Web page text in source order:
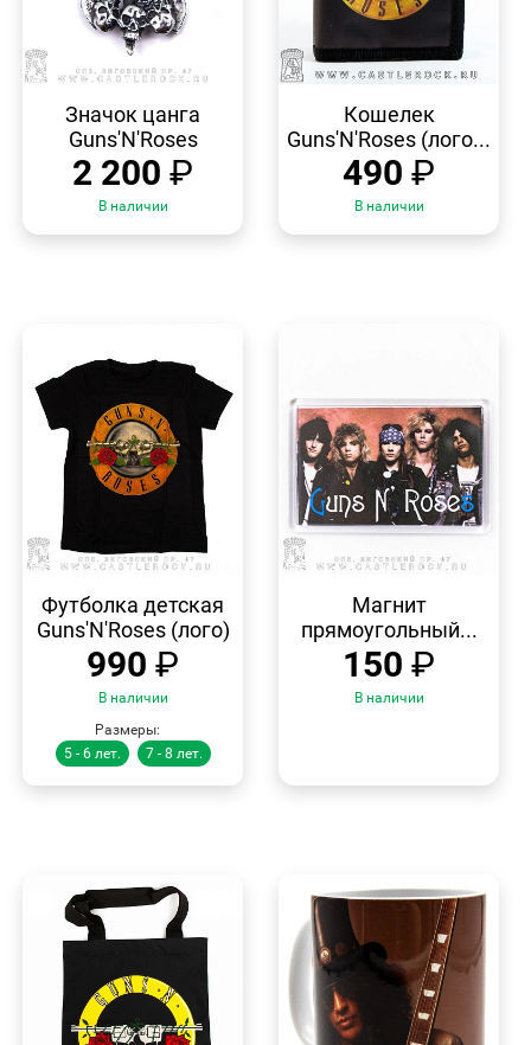
Значок цанга
Guns'N'Roses
2 200 ₽
В наличии
Кошелек
Guns'N'Roses (лого...
490 ₽
В наличии
ПРОСМОТР
Футболка детская
Guns'N'Roses (лого)
990 ₽
В наличии
Размеры:
5 - 6 лет.
7 - 8 лет.
ПРОСМОТР
Магнит
прямоугольный...
150 ₽
В наличии